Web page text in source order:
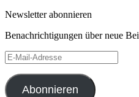
Newsletter abonnieren
Benachrichtigungen über neue
E-
Mail-
Adresse
Abonnieren